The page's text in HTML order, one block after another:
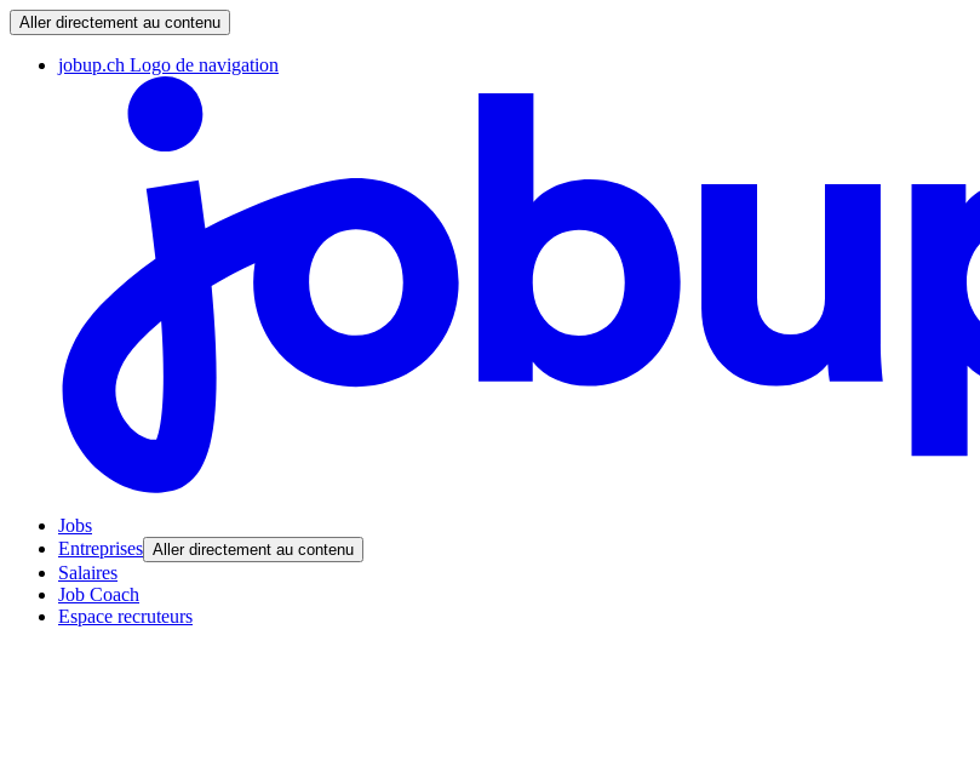
Aller directement au contenu
jobup.ch Logo de navigation
Jobs
Entreprises Aller directement au contenu
Salaires
Job Coach
Espace recruteurs